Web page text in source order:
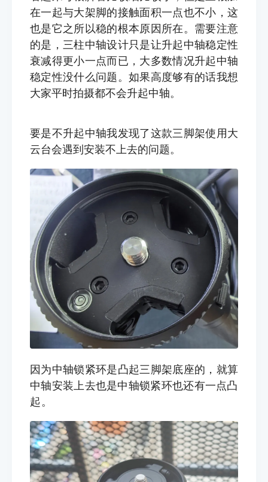
在一起与大架脚的接触面积一点也不小，这
也是它之所以稳的根本原因所在。需要注意
的是，三柱中轴设计只是让升起中轴稳定性
衰减得更小一点而已，大多数情况升起中轴
稳定性没什么问题。如果高度够有的话我想
大家平时拍摄都不会升起中轴。
要是不升起中轴我发现了这款三脚架使用大
云台会遇到安装不上去的问题。
因为中轴锁紧环是凸起三脚架底座的，就算
中轴安装上去也是中轴锁紧环也还有一点凸
起。